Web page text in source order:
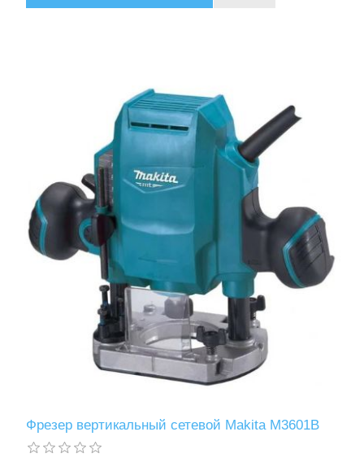
Оборудование для автосервиса
Фрезер вертикальный сетевой Makita M3601B